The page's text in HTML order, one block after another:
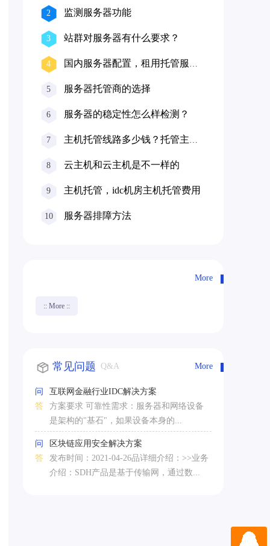
2 监测服务器功能
3 站群对服务器有什么要求？
4
国内服务器配置，租用托管服务
5 服务器托管商的选择
6 服务器的稳定性怎么样检测？
7
主机托管线路多少钱？托管主机
8 云主机和云主机是不一样的
9 主机托管，idc机房主机托管费用
10 服务器排障方法
More
:: More ::
常见问题 Q&A More
问
互联网金融行业IDC解决方案
答
方案要求 可靠性需求：服务器和网络设备
是架构的"基石"，如果设备本身的...
问
区块链应用安全解决方案
答
发布时间：2021-04-26品详细介绍：>>业务
介绍：SDH产品是基于传输网，通过数...